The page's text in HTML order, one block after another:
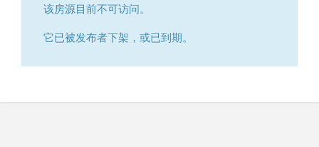
该房源目前不可访问。
它已被发布者下架，或已到期。